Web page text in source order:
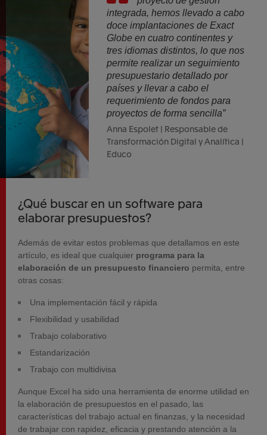
integrada, hemos llevado a cabo
doce implantaciones de Exact
Globe en cuatro continentes y
tres idiomas distintos, lo que nos
permite realizar un seguimiento
presupuestario detallado por
países y llevar a cabo el
requerimiento de fondos para
proyectos de forma sencilla”
Anna Espolet | Responsable de
Transformación Digital y Analítica |
Educo
¿Qué buscar en un software para
elaborar presupuestos?
Además de evitar estos problemas que detallamos en este
artículo, es ideal que cualquier programa para la
elaboración de un presupuesto financiero permita, entre
otras cosas:
Una implementación fácil y rápida
Flexibilidad y usabilidad
Trabajo colaborativo
Estandarización
Trabajo con multidivisa
Aunque Excel ha sido una herramienta de enorme utilidad en
la elaboración de presupuestos en el pasado, las
características del trabajo actual en finanzas, y la necesidad
de trabajar con rapidez, eficacia y prestando atención a la